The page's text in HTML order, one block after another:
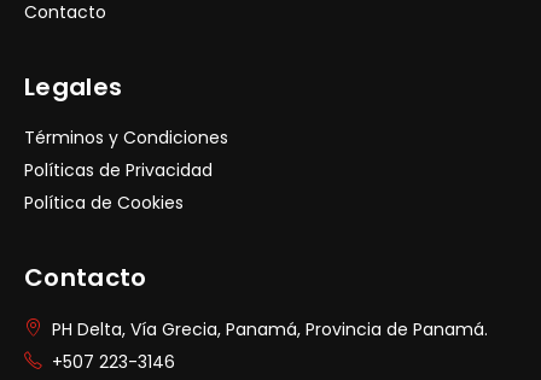
Contacto
Legales
Términos y Condiciones
Políticas de Privacidad
Política de Cookies
Contacto
PH Delta, Vía Grecia, Panamá, Provincia de Panamá.
+507 223-3146